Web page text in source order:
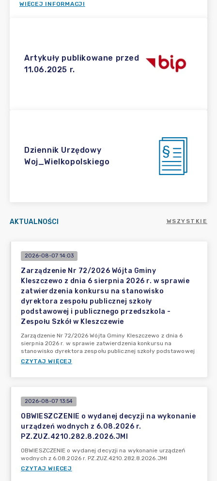
WIĘCEJ INFORMACJI
Artykuły publikowane przed
11.06.2025 r.
Dziennik Urzędowy
Woj_Wielkopolskiego
AKTUALNOŚCI WSZYSTKIE
2026-08-07 14:03
Zarządzenie Nr 72/2026 Wójta Gminy
Kleszczewo z dnia 6 sierpnia 2026 r. w sprawie
zatwierdzenia konkursu na stanowisko
dyrektora zespołu publicznej szkoły
podstawowej i publicznego przedszkola -
Zespołu Szkół w Kleszczewie
Zarządzenie Nr 72/2026 Wójta Gminy Kleszczewo z dnia 6
sierpnia 2026 r. w sprawie zatwierdzenia konkursu na
stanowisko dyrektora zespołu publicznej szkoły podstawowej
CZYTAJ WIĘCEJ
2026-08-07 13:54
OBWIESZCZENIE o wydanej decyzji na wykonanie
urządzeń wodnych z 6.08.2026 r.
PZ.ZUZ.4210.282.8.2026.JMI
OBWIESZCZENIE o wydanej decyzji na wykonanie urządzeń
wodnych z 6.08.2026 r. PZ.ZUZ.4210.282.8.2026.JMI
CZYTAJ WIĘCEJ